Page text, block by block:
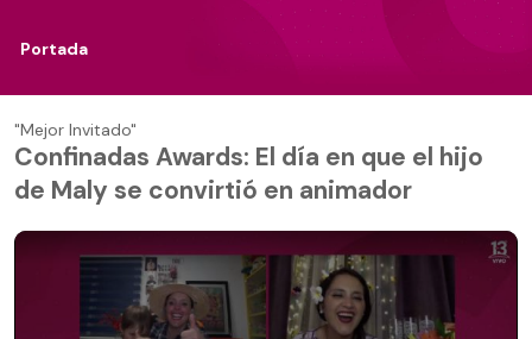
Portada
"Mejor Invitado"
Confinadas Awards: El día en que el hijo
de Maly se convirtió en animador